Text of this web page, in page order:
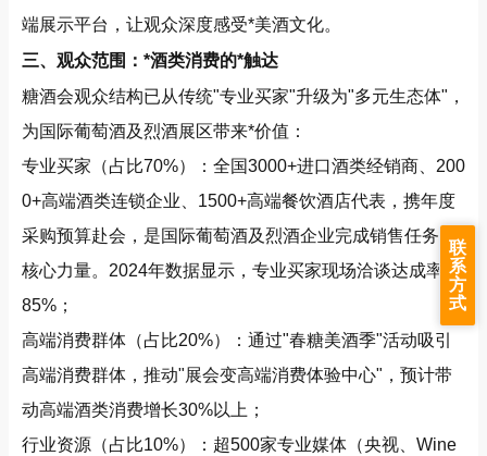
端展示平台，让观众深度感受*美酒文化。
三、观众范围：*酒类消费的*触达
糖酒会观众结构已从传统"专业买家"升级为"多元生态体"，
为国际葡萄酒及烈酒展区带来*价值：
专业买家（占比70%）：全国3000+进口酒类经销商、200
0+高端酒类连锁企业、1500+高端餐饮酒店代表，携年度
采购预算赴会，是国际葡萄酒及烈酒企业完成销售任务的
核心力量。2024年数据显示，专业买家现场洽谈达成率超
85%；
高端消费群体（占比20%）：通过"春糖美酒季"活动吸引
高端消费群体，推动"展会变高端消费体验中心"，预计带
动高端酒类消费增长30%以上；
行业资源（占比10%）：超500家专业媒体（央视、Wine
联
系
方
式